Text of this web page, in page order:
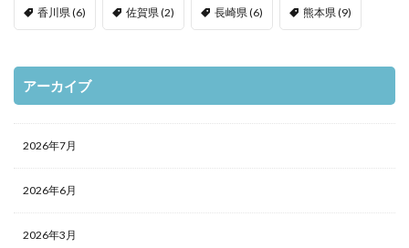
香川県 (6) 佐賀県 (2) 長崎県 (6) 熊本県 (9)
アーカイブ
2026年7月
2026年6月
2026年3月